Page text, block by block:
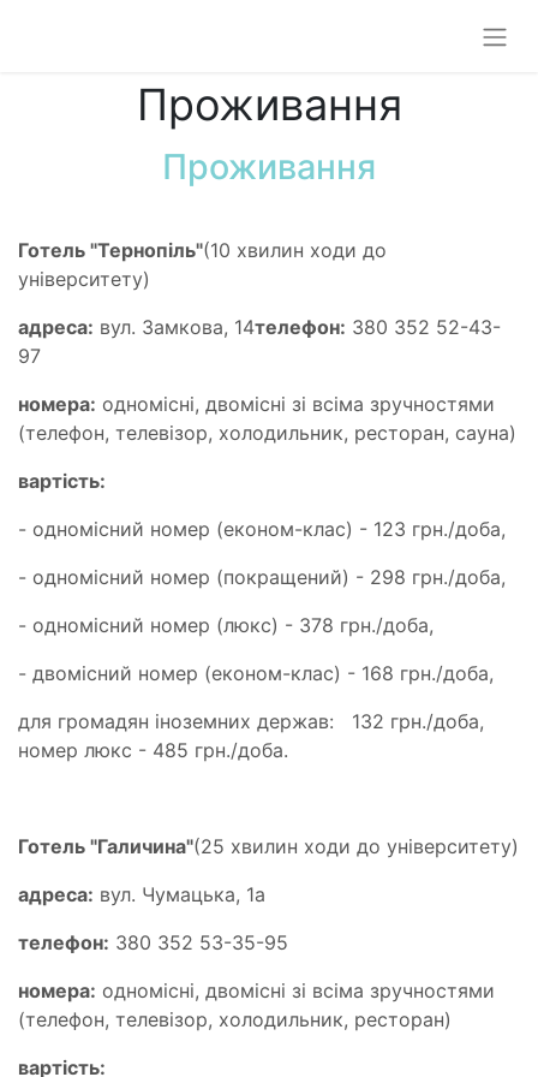
Проживання
Проживання
Готель "Тернопіль"(10 хвилин ходи до
університету)
адреса: вул. Замкова, 14телефон: 380 352 52-43-
97
номера: одномісні, двомісні зі всіма зручностями
(телефон, телевізор, холодильник, ресторан, сауна)
вартість:
- одномісний номер (економ-клас) - 123 грн./доба,
- одномісний номер (покращений) - 298 грн./доба,
- одномісний номер (люкс) - 378 грн./доба,
- двомісний номер (економ-клас) - 168 грн./доба,
для громадян іноземних держав: 132 грн./доба,
номер люкс - 485 грн./доба.
Готель "Галичина"(25 хвилин ходи до університету)
адреса: вул. Чумацька, 1а
телефон: 380 352 53-35-95
номера: одномісні, двомісні зі всіма зручностями
(телефон, телевізор, холодильник, ресторан)
вартість: